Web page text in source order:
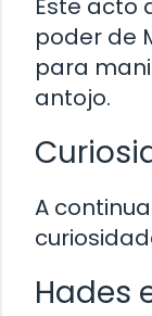
Este acto
poder de
para
antojo.
A
Hades